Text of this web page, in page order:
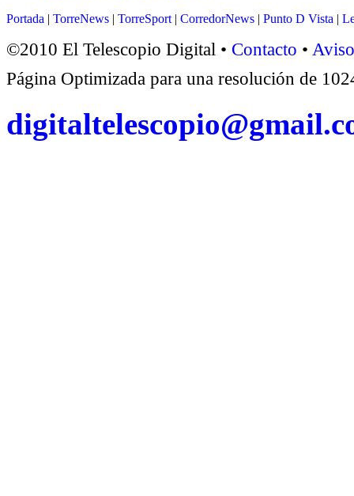
Portada | TorreNews | TorreSport | CorredorNews | Punto D Vista |
©2010 El Telescopio Digital • Contacto •
Página Optimizada para una resolución de